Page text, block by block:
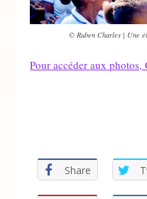
© Ruben Charles | Une
Pour accéder aux
Share